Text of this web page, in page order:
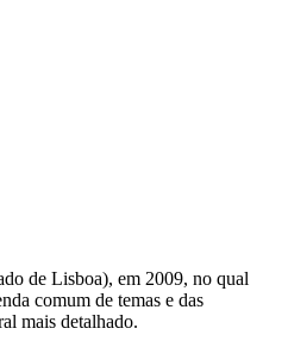
de Lisboa), em 2009, no qual
comum de temas e das
mais detalhado.